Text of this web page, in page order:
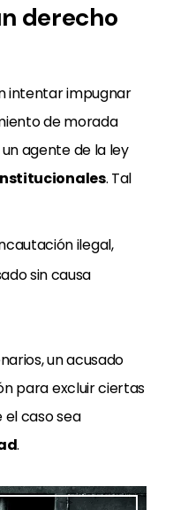
derecho
intentar impugnar
de morada
agente de la ley
. Tal
ilegal,
sin causa
un acusado
para excluir ciertas
el caso sea
.